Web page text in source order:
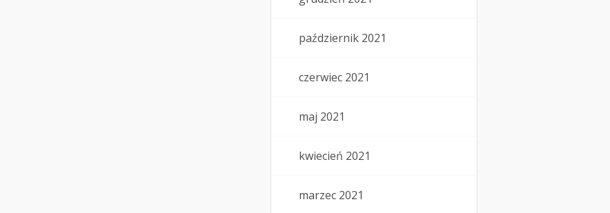
październik 2021
czerwiec 2021
maj 2021
kwiecień 2021
marzec 2021